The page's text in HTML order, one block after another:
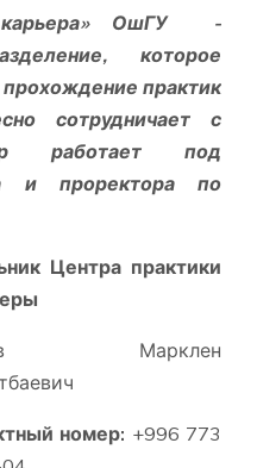
карьера» ОшГУ -
которое
практик
сотрудничает с
работает под
и проректора по
Центра практики
Марклен
номер: +996 773